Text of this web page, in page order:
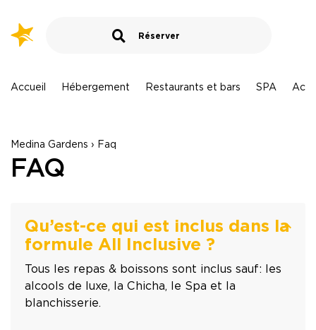
Marrakech - Maroc
MARRAKECH - Aqua Mirage
Larache - Maroc
HAMMAMET - TUI BLUE Palm Beach Hammamet
HAMMAMET - TUI MAGIC LIFE Africana
HAMMAMET - AQI SplashWorld Venus Beach
Sousse - Tunisie
SOUSSE - TUI BLUE Scheherazade
Monastir - Tunisie
Destination › Hôtels
Personnes
chambre, adultes
Rechercher
Accueil Hébergement Restaurants et bars SPA
Medina Gardens › Faq
FAQ
Qu’est-ce qui est inclus dans la
formule All Inclusive ?
Tous les repas & boissons sont inclus sauf: les
alcools de luxe, la Chicha, le Spa et la
blanchisserie.